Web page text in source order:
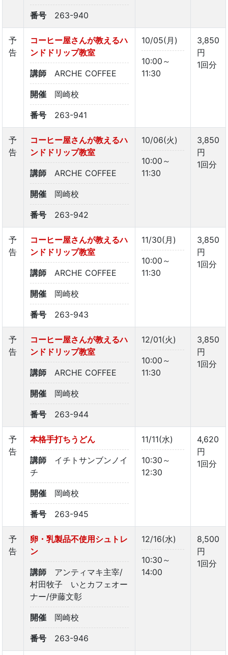
番号 263-940
予
告
コーヒー屋さんが教えるハ
ンドドリップ教室
講師 ARCHE COFFEE
開催 岡崎校
番号 263-941
10/05(月)
10:00～
11:30
3,850
円
1回分
予
告
コーヒー屋さんが教えるハ
ンドドリップ教室
講師 ARCHE COFFEE
開催 岡崎校
番号 263-942
10/06(火)
10:00～
11:30
3,850
円
1回分
予
告
コーヒー屋さんが教えるハ
ンドドリップ教室
講師 ARCHE COFFEE
開催 岡崎校
番号 263-943
11/30(月)
10:00～
11:30
3,850
円
1回分
予
告
コーヒー屋さんが教えるハ
ンドドリップ教室
講師 ARCHE COFFEE
開催 岡崎校
番号 263-944
12/01(火)
10:00～
11:30
3,850
円
1回分
予
告
本格手打ちうどん
講師
イチトサンブンノイ
チ
開催 岡崎校
番号 263-945
11/11(水)
10:30～
12:30
4,620
円
1回分
予
告
卵・乳製品不使用シュトレ
ン
講師
アンティマキ主宰/
村田牧子 いとカフェオー
ナー/伊藤文彰
開催 岡崎校
番号 263-946
12/16(水)
10:30～
14:00
8,500
円
1回分